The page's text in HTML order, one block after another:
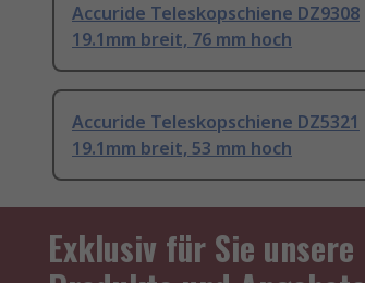
Accuride Teleskopschiene DZ9308
19.1mm breit, 76 mm hoch
Accuride Teleskopschiene DZ5321
19.1mm breit, 53 mm hoch
Exklusiv für Sie unsere